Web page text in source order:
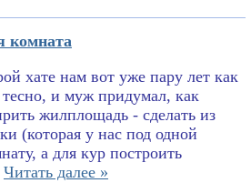
комната
хате нам вот уже пару лет как
тесно, и муж придумал, как
жилплощадь - сделать из
(которая у нас под одной
а для кур построить
Читать далее »